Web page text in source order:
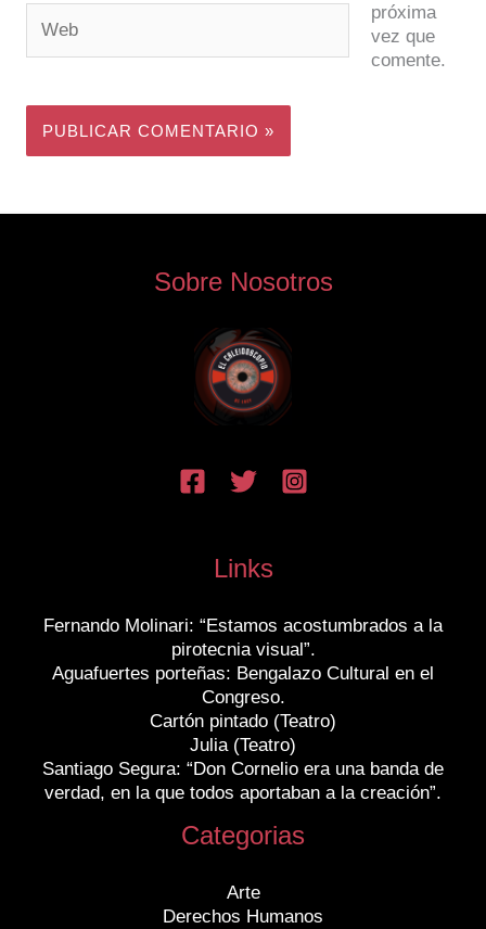
próxima
vez que
comente.
Sobre Nosotros
Links
Fernando Molinari: “Estamos acostumbrados a la
pirotecnia visual”.
Aguafuertes porteñas: Bengalazo Cultural en el
Congreso.
Cartón pintado (Teatro)
Julia (Teatro)
Santiago Segura: “Don Cornelio era una banda de
verdad, en la que todos aportaban a la creación”.
Categorias
Arte
Derechos Humanos